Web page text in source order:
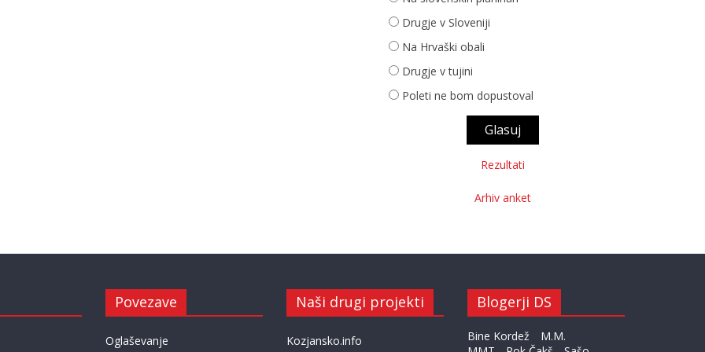
Drugje v Sloveniji
Na Hrvaški obali
Drugje v tujini
Poleti ne bom dopustoval
Rezultati
Arhiv anket
Povezave
Oglaševanje
Naši drugi projekti
Kozjansko.info
Blogerji DS
Bine Kordež
M.M.